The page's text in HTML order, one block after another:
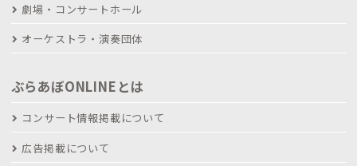
劇場・コンサートホール
オーケストラ・演奏団体
ぶらあぼONLINEとは
コンサート情報掲載について
広告掲載について